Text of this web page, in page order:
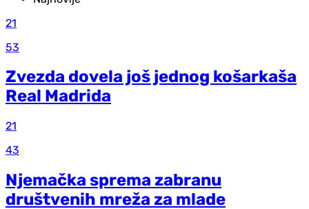
21
53
Zvezda dovela još jednog košarkaša
Real Madrida
21
43
Njemačka sprema zabranu
društvenih mreža za mlade